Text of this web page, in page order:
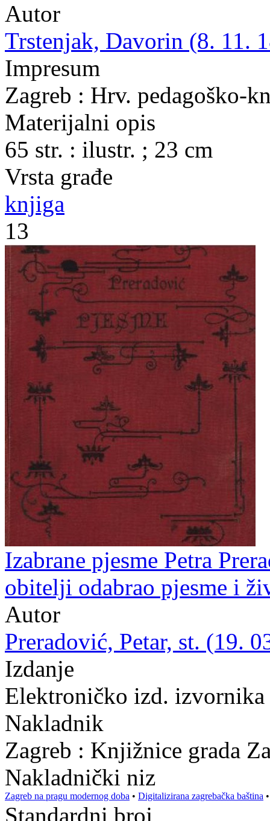
Autor
Trstenjak, Davorin (8. 11.
Impresum
Zagreb : Hrv. pedagoško-
Materijalni opis
65 str. : ilustr. ; 23 cm
Vrsta građe
knjiga
13
Izabrane pjesme Petra
obitelji odabrao pjesme i
Autor
Preradović, Petar, st. (19.
Izdanje
Elektroničko izd.
Nakladnik
Zagreb : Knjižnice grada
Nakladnički niz
Zagreb na pragu modernog doba • Digitalizirana zagrebačka baština
Standardni broj